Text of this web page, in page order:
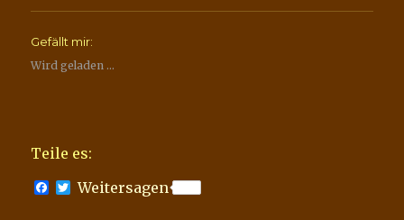
Gefällt mir:
Wird geladen …
Teile es:
F
TWeitersagen